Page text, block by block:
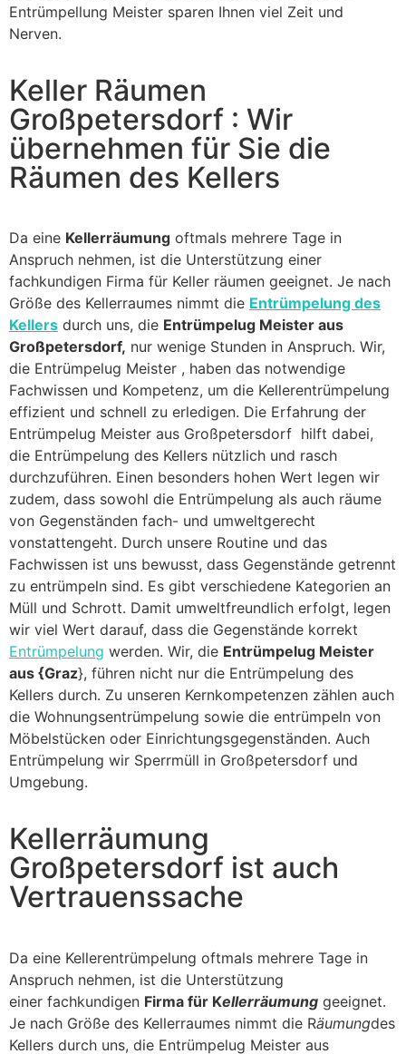
Entrümpellung Meister sparen Ihnen viel Zeit und
Nerven.
Keller Räumen
Großpetersdorf : Wir
übernehmen für Sie die
Räumen des Kellers
Da eine Kellerräumung oftmals mehrere Tage in
Anspruch nehmen, ist die Unterstützung einer
fachkundigen Firma für Keller räumen geeignet. Je nach
Größe des Kellerraumes nimmt die Entrümpelung des
Kellers durch uns, die Entrümpelug Meister aus
Großpetersdorf, nur wenige Stunden in Anspruch. Wir,
die Entrümpelug Meister , haben das notwendige
Fachwissen und Kompetenz, um die Kellerentrümpelung
effizient und schnell zu erledigen. Die Erfahrung der
Entrümpelug Meister aus Großpetersdorf hilft dabei,
die Entrümpelung des Kellers nützlich und rasch
durchzuführen. Einen besonders hohen Wert legen wir
zudem, dass sowohl die Entrümpelung als auch räume
von Gegenständen fach- und umweltgerecht
vonstattengeht. Durch unsere Routine und das
Fachwissen ist uns bewusst, dass Gegenstände getrennt
zu entrümpeln sind. Es gibt verschiedene Kategorien an
Müll und Schrott. Damit umweltfreundlich erfolgt, legen
wir viel Wert darauf, dass die Gegenstände korrekt
Entrümpelung werden. Wir, die Entrümpelug Meister
aus {Graz}, führen nicht nur die Entrümpelung des
Kellers durch. Zu unseren Kernkompetenzen zählen auch
die Wohnungsentrümpelung sowie die entrümpeln von
Möbelstücken oder Einrichtungsgegenständen. Auch
Entrümpelung wir Sperrmüll in Großpetersdorf und
Umgebung.
Kellerräumung
Großpetersdorf ist auch
Vertrauenssache
Da eine Kellerentrümpelung oftmals mehrere Tage in
Anspruch nehmen, ist die Unterstützung
einer fachkundigen Firma für Kellerräumung geeignet.
Je nach Größe des Kellerraumes nimmt die Räumungdes
Kellers durch uns, die Entrümpelug Meister aus